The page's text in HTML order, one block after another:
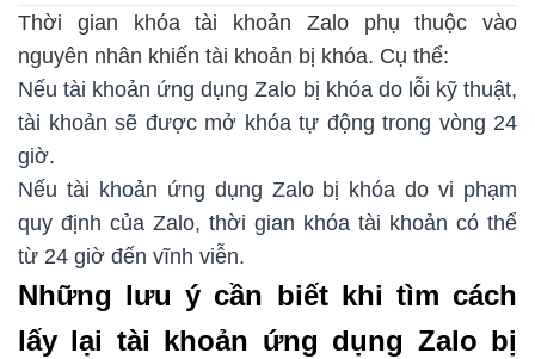
Thời gian khóa tài khoản Zalo phụ thuộc vào
nguyên nhân khiến tài khoản bị khóa. Cụ thể:
Nếu tài khoản ứng dụng Zalo bị khóa do lỗi kỹ thuật,
tài khoản sẽ được mở khóa tự động trong vòng 24
giờ.
Nếu tài khoản ứng dụng Zalo bị khóa do vi phạm
quy định của Zalo, thời gian khóa tài khoản có thể
từ 24 giờ đến vĩnh viễn.
Những lưu ý cần biết khi tìm cách
lấy lại tài khoản ứng dụng Zalo bị